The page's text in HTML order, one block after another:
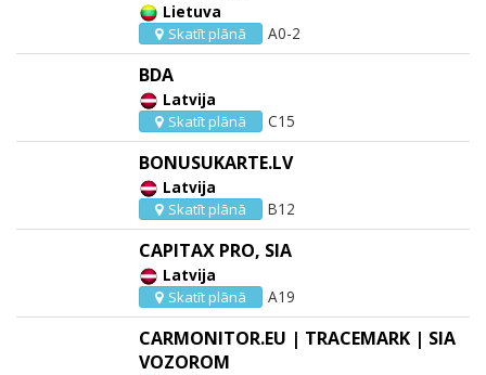
Lietuva
Skatīt plānā A0-2
BDA
Latvija
Skatīt plānā C15
BONUSUKARTE.LV
Latvija
Skatīt plānā B12
CAPITAX PRO, SIA
Latvija
Skatīt plānā A19
CARMONITOR.EU | TRACEMARK | SIA
VOZOROM